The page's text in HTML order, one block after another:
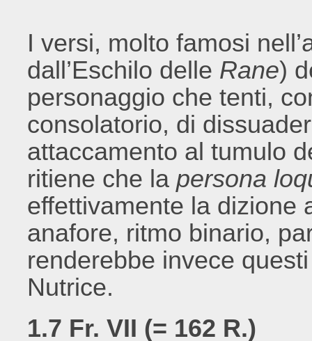
I versi, molto famosi
dall’Eschilo delle Rane)
personaggio che tenti,
consolatorio, di
attaccamento al tumulo
ritiene che lapersona
effettivamente la dizione
anafore, ritmo binario,
renderebbe invece
Nutrice.
1.7 Fr. VII (= 162 R.)